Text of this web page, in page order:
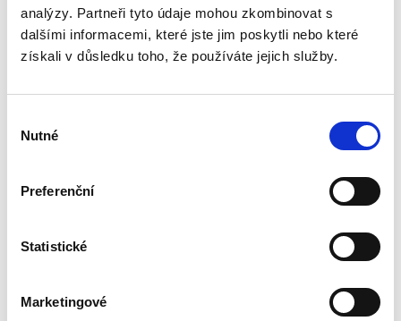
analýzy. Partneři tyto údaje mohou zkombinovat s
dalšími informacemi, které jste jim poskytli nebo které
získali v důsledku toho, že používáte jejich služby.
souhlasu
Nutné
Preferenční
Statistické
Marketingové
Restituce podle
zákona o půdě
Vojtěch Příkopa
oprávněné osoby podle zákona o půdě. Na ty